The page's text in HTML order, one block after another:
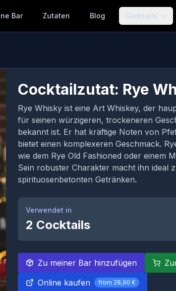
Bar Zutaten Blog Cocktails
Cocktailzutat: Rye
Rye Whisky ist eine Art Whiskey, der
für seinen würzigeren, trockeneren
bekannt ist. Er hat kräftige Noten von
bietet einen komplexeren Geschmack.
wie dem Rye Old Fashioned oder einem
Sein robuster Charakter macht ihn ideal
spirituosenbetonten Getränken.
Verwendet in
2 Cocktails
Zu meiner Bar hinzufügen
Online kaufen
from 28,90 €